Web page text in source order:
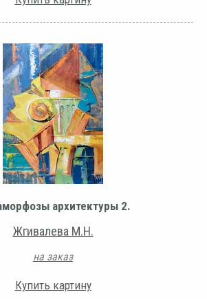
архитектуры 2.
Жгивалева М.Н.
на заказ
Купить картину